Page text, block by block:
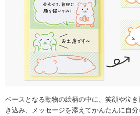
ベースとなる動物の絵柄の中に、笑顔や泣
き込み、メッセージを添えてかんたんに自